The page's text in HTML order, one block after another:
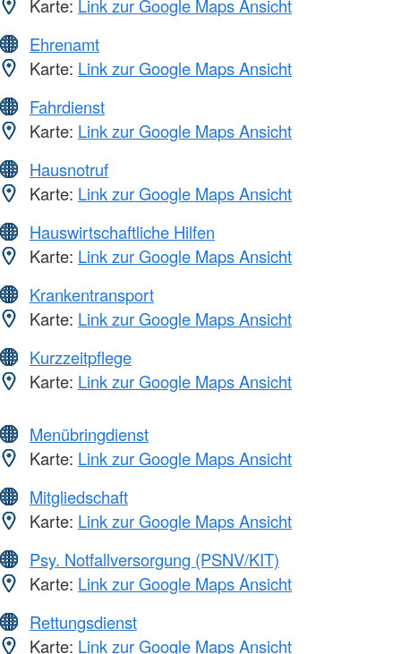
Karte: Link zur Google Maps Ansicht
Ehrenamt
Karte: Link zur Google Maps Ansicht
Fahrdienst
Karte: Link zur Google Maps Ansicht
Hausnotruf
Karte: Link zur Google Maps Ansicht
Hauswirtschaftliche Hilfen
Karte: Link zur Google Maps Ansicht
Krankentransport
Karte: Link zur Google Maps Ansicht
Kurzzeitpflege
Karte: Link zur Google Maps Ansicht
Menübringdienst
Karte: Link zur Google Maps Ansicht
Mitgliedschaft
Karte: Link zur Google Maps Ansicht
Psy. Notfallversorgung (PSNV/KIT)
Karte: Link zur Google Maps Ansicht
Rettungsdienst
Karte: Link zur Google Maps Ansicht